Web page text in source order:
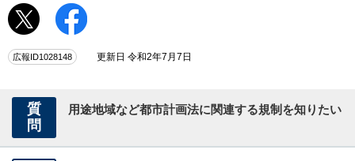
広報ID1028148 更新日 令和2年7月7日
質
問
用途地域など都市計画法に関連する規制を知りたい